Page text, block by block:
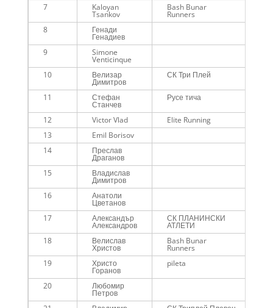
7 Kaloyan
Tsankov
Bash Bunar
Runners
8 Генади
Генадиев
9 Simone
Venticinque
10 Велизар
Димитров
СК Три Плей
11 Стефан
Станчев
Русе тича
12 Victor Vlad Elite Running
13
Emil Borisov
14
Преслав
Драганов
15 Владислав
Димитров
16 Анатоли
Цветанов
17 Александър
Александров
СК ПЛАНИНСКИ
АТЛЕТИ
18 Велислав
Христов
Bash Bunar
Runners
19 Христо
Горанов
pileta
20 Любомир
Петров